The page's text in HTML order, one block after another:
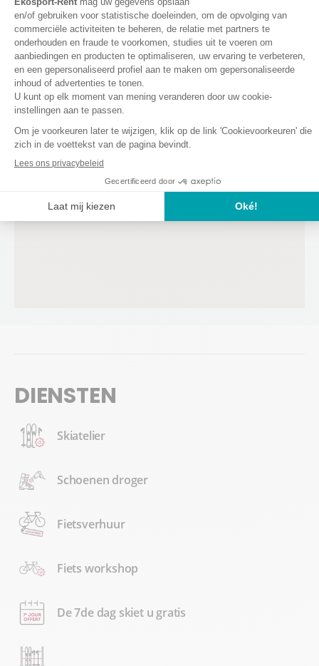
Vrijdag
8:30 - 19:00
VIND ONS
DIENSTEN
Skiatelier
Schoenen droger
Fietsverhuur
Fiets workshop
De 7de dag skiet u gratis